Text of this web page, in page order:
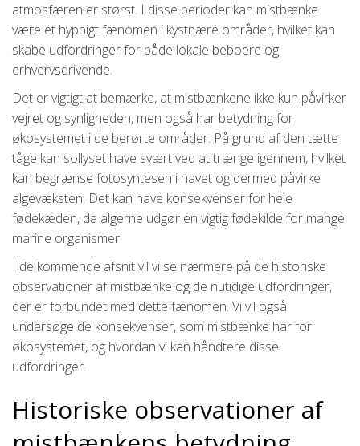
atmosfæren er størst. I disse perioder kan mistbænke
være et hyppigt fænomen i kystnære områder, hvilket kan
skabe udfordringer for både lokale beboere og
erhvervsdrivende.
Det er vigtigt at bemærke, at mistbænkene ikke kun påvirker
vejret og synligheden, men også har betydning for
økosystemet i de berørte områder. På grund af den tætte
tåge kan sollyset have svært ved at trænge igennem, hvilket
kan begrænse fotosyntesen i havet og dermed påvirke
algevæksten. Det kan have konsekvenser for hele
fødekæden, da algerne udgør en vigtig fødekilde for mange
marine organismer.
I de kommende afsnit vil vi se nærmere på de historiske
observationer af mistbænke og de nutidige udfordringer,
der er forbundet med dette fænomen. Vi vil også
undersøge de konsekvenser, som mistbænke har for
økosystemet, og hvordan vi kan håndtere disse
udfordringer.
Historiske observationer af